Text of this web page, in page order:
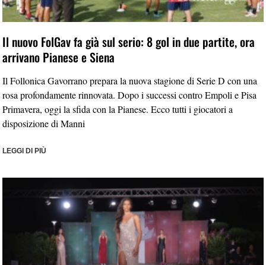
Il nuovo FolGav fa già sul serio: 8 gol in due partite, ora
arrivano Pianese e Siena
Il Follonica Gavorrano prepara la nuova stagione di Serie D con una
rosa profondamente rinnovata. Dopo i successi contro Empoli e Pisa
Primavera, oggi la sfida con la Pianese. Ecco tutti i giocatori a
disposizione di Manni
LEGGI DI PIÙ